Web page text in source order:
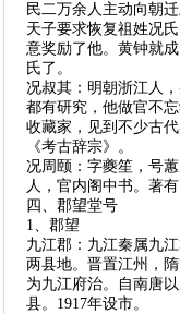
民二万余人主动向朝
天子要求恢复祖姓况
意奖励了他。黄钟就
氏了。
况叔其：明朝浙江人
都有研究，他做官不
收藏家，见到不少古
《考古辞宗》。
况周颐：字夔笙，号
人，官内阁中书。著
四、郡望堂号
1、郡望
九江郡：九江秦属九
两县地。晋置江州，
为九江府治。自南唐
县。1917年设市。